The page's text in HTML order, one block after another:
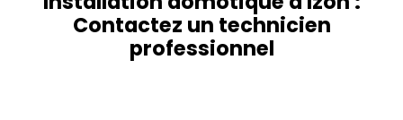
Contactez un technicien
professionnel